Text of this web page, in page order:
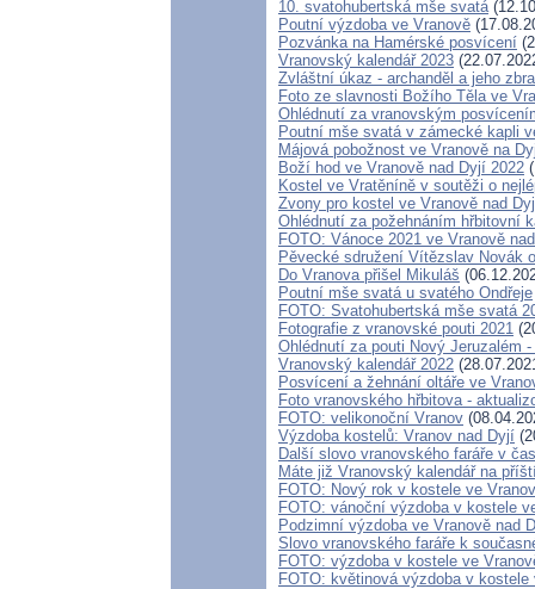
10. svatohubertská mše svatá
Poutní výzdoba ve Vranově
Pozvánka na Hamérské posvícení
Vranovský kalendář 2023
Zvláštní úkaz - archanděl a jeho
Foto ze slavnosti Božího Těla ve
Ohlédnutí za vranovským
Poutní mše svatá v zámecké kapli
Májová pobožnost ve Vranově na
Boží hod ve Vranově nad Dyjí 2022
Kostel ve Vratěníně v soutěži o
Zvony pro kostel ve Vranově nad
Ohlédnutí za požehnáním hřbitovní
FOTO: Vánoce 2021 ve Vranově
Pěvecké sdružení Vítězslav Novák
Do Vranova přišel Mikuláš
Poutní mše svatá u svatého Ondřeje
FOTO: Svatohubertská mše svatá
Fotografie z vranovské pouti 2021
Ohlédnutí za pouti Nový Jeruzalém -
Vranovský kalendář 2022
Posvícení a žehnání oltáře ve
Foto vranovského hřbitova -
FOTO: velikonoční Vranov
Výzdoba kostelů: Vranov nad Dyjí
Další slovo vranovského faráře v
Máte již Vranovský kalendář na
FOTO: Nový rok v kostele ve
FOTO: vánoční výzdoba v kostele
Podzimní výzdoba ve Vranově nad
Slovo vranovského faráře k
FOTO: výzdoba v kostele ve
FOTO: květinová výzdoba v